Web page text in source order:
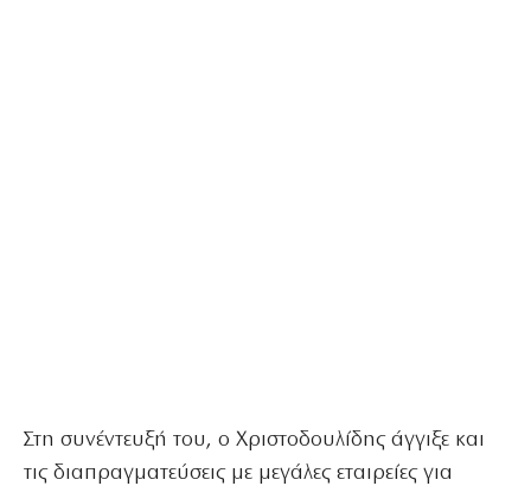
Στη συνέντευξή του, ο Χριστοδουλίδης άγγιξε και
τις διαπραγματεύσεις με μεγάλες εταιρείες για